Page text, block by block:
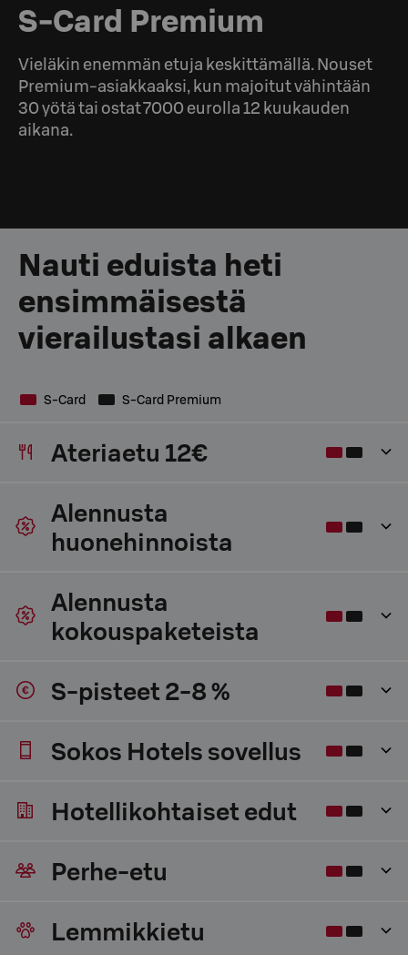
S-Card Premium
Vieläkin enemmän etuja keskittämällä. Nouset
Premium-asiakkaaksi, kun majoitut vähintään
30 yötä tai ostat 7000 eurolla 12 kuukauden
aikana.
Nauti eduista heti
ensimmäisestä
vierailustasi alkaen
S-Card S-Card Premium
Ateriaetu 12€
Alennusta
huonehinnoista
Alennusta
kokouspaketeista
S-pisteet 2-8 %
Sokos Hotels sovellus
Hotellikohtaiset edut
Perhe-etu
Lemmikkietu